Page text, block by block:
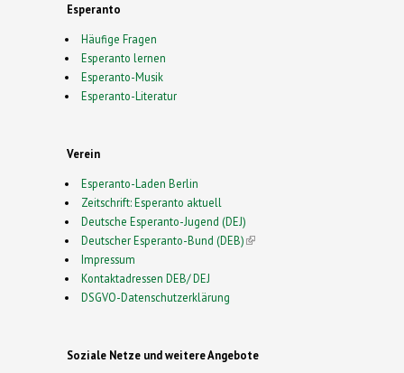
Esperanto
Häufige Fragen
Esperanto lernen
Esperanto-Musik
Esperanto-Literatur
Verein
Esperanto-Laden Berlin
Zeitschrift: Esperanto aktuell
Deutsche Esperanto-Jugend (DEJ)
Deutscher Esperanto-Bund (DEB)(link is external)
Impressum
Kontaktadressen DEB/ DEJ
DSGVO-Datenschutzerklärung
Soziale Netze und weitere Angebote